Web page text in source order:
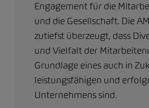
Engagement für die
und die Gesellschaft. Die
zutiefst überzeugt, dass
und Vielfalt der
Grundlage eines auch in
leistungsfähigen und
Unternehmens sind.